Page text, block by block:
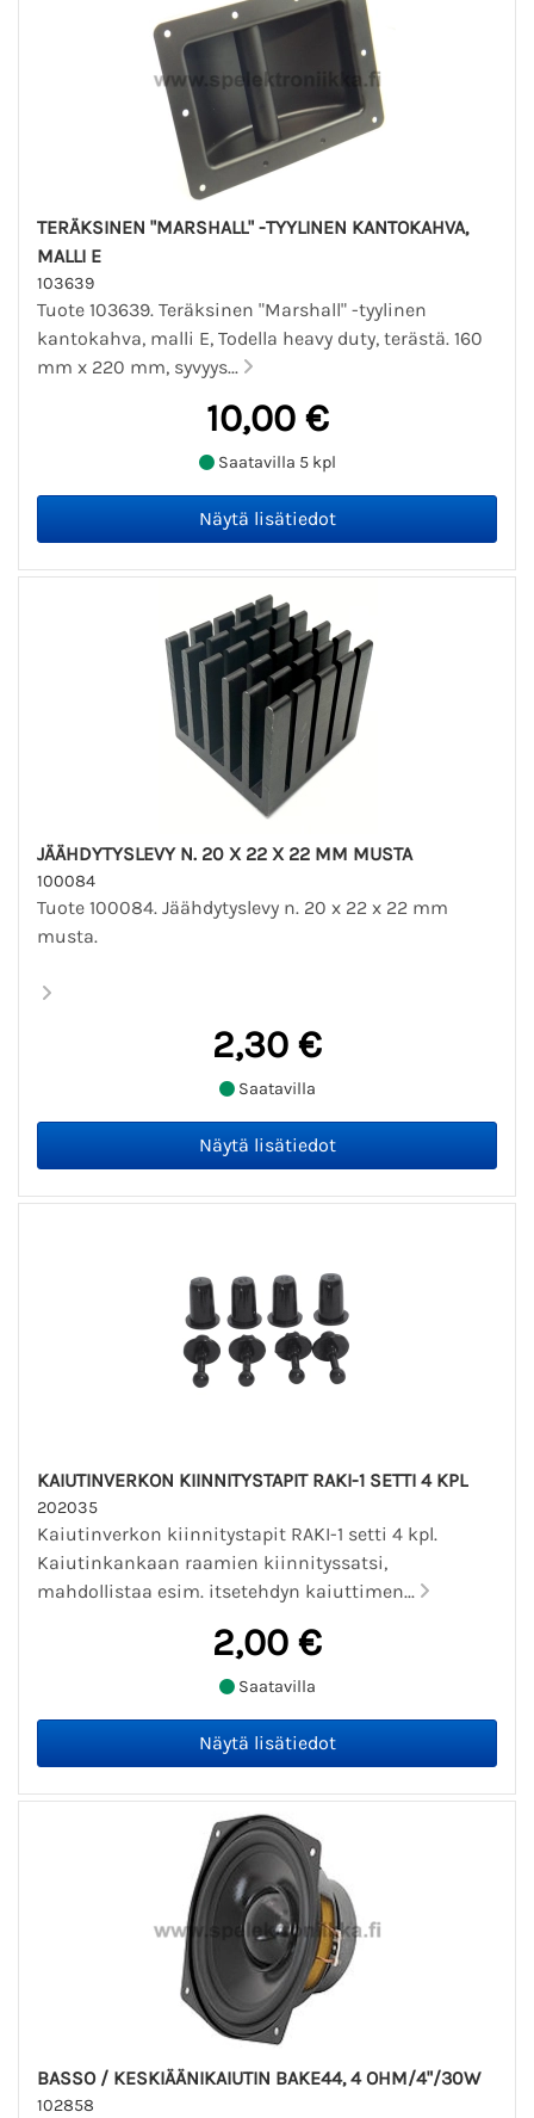
TERÄKSINEN "MARSHALL" -TYYLINEN KANTOKAHVA,
MALLI E
103639
Tuote 103639. Teräksinen "Marshall" -tyylinen
kantokahva, malli E, Todella heavy duty, terästä. 160
mm x 220 mm, syvyys...
10,00 €
Saatavilla 5 kpl
JÄÄHDYTYSLEVY N. 20 X 22 X 22 MM MUSTA
100084
Tuote 100084. Jäähdytyslevy n. 20 x 22 x 22 mm
musta.
2,30 €
Saatavilla
KAIUTINVERKON KIINNITYSTAPIT RAKI-1 SETTI 4 KPL
202035
Kaiutinverkon kiinnitystapit RAKI-1 setti 4 kpl.
Kaiutinkankaan raamien kiinnityssatsi,
mahdollistaa esim. itsetehdyn kaiuttimen...
2,00 €
Saatavilla
BASSO / KESKIÄÄNIKAIUTIN BAKE44, 4 OHM/4"/30W
102858